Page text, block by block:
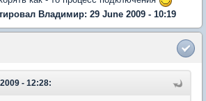
Влaдимиp: 29 June 2009 - 10:19
- 12:28: